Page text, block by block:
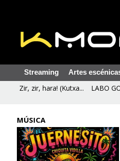
Streaming Artes
Zir, zir, hara! (Kutxa... LABO
MÚSICA